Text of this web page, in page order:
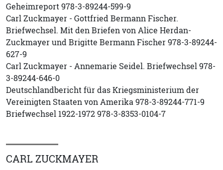
Geheimreport 978-3-89244-599-9
Carl Zuckmayer - Gottfried Bermann Fischer.
Briefwechsel. Mit den Briefen von Alice Herdan-
Zuckmayer und Brigitte Bermann Fischer 978-3-89244-
627-9
Carl Zuckmayer - Annemarie Seidel. Briefwechsel 978-
3-89244-646-0
Deutschlandbericht für das Kriegsministerium der
Vereinigten Staaten von Amerika 978-3-89244-771-9
Briefwechsel 1922-1972 978-3-8353-0104-7
CARL ZUCKMAYER